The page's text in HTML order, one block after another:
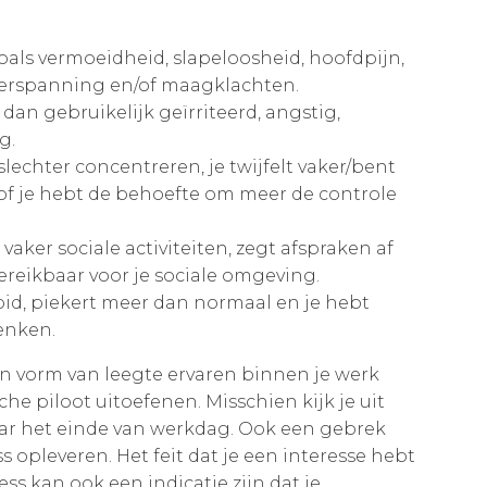
vermoeidheid, slapeloosheid, hoofdpijn,
en/of maagklachten.
dan gebruikelijk geïrriteerd, angstig,
concentreren, je twijfelt vaker/bent
je hebt de behoefte om meer de controle
vaker sociale activiteiten, zegt afspraken af
voor je sociale omgeving.
piekert meer dan normaal en je hebt
vorm van leegte ervaren binnen je werk
piloot uitoefenen. Misschien kijk je uit
het einde van werkdag. Ook een gebrek
opleveren. Het feit dat je een interesse hebt